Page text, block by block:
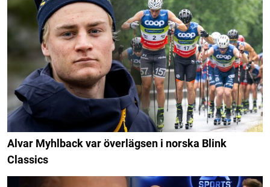
Alvar Myhlback var överlägsen i norska Blink
Classics